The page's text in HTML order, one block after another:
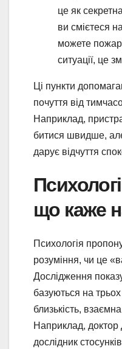
це як
ви смієтеся
можете
ситуації, це
Ці пункти
почуття від
Наприклад,
битися швидше, але
дарує відчуття
що каже
Психологія
розуміння, чи це
Дослідження
базуються на
близькість,
Наприклад,
дослідник